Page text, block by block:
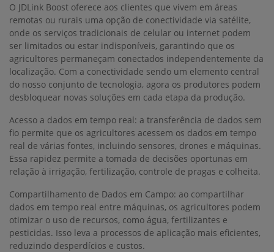
O JDLink Boost oferece aos clientes que vivem em áreas
remotas ou rurais uma opção de conectividade via satélite,
onde os serviços tradicionais de celular ou internet podem
ser limitados ou estar indisponíveis, garantindo que os
agricultores permaneçam conectados independentemente da
localização. Com a conectividade sendo um elemento central
do nosso conjunto de tecnologia, agora os produtores podem
desbloquear novas soluções em cada etapa da produção.
Acesso a dados em tempo real: a transferência de dados sem
fio permite que os agricultores acessem os dados em tempo
real de várias fontes, incluindo sensores, drones e máquinas.
Essa rapidez permite a tomada de decisões oportunas em
relação à irrigação, fertilização, controle de pragas e colheita.
Compartilhamento de Dados em Campo: ao compartilhar
dados em tempo real entre máquinas, os agricultores podem
otimizar o uso de recursos, como água, fertilizantes e
pesticidas. Isso leva a processos de aplicação mais eficientes,
reduzindo desperdícios e custos.